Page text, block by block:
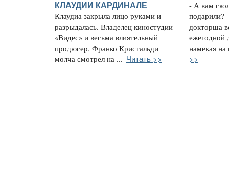
КЛАУДИИ КАРДИНАЛЕ
Клаудиа закрыла лицо руками и
разрыдалась. Владелец киностудии
«Видес» и весьма влиятельный
продюсер, Франко Кристальди
молча смотрел на ... Читать >>
- А вам
подарили?
докторша
ежегодной
намекая
>>